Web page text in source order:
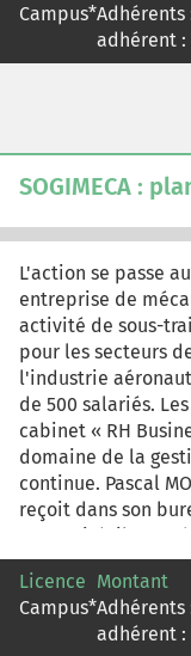
Campus*Adhérents
adhérent :
SOGIMECA :
L'action se passe
entreprise de
activité de sous-
pour les secteurs
l'industrie
de 500 salariés.
cabinet « RH
domaine de la
continue. Pascal
reçoit dans son
maternité, il vous
réunion avec les
de calculer le
que l'entreprise
formation
Licence
Campus*
Montant
Adhérents
adhérent :